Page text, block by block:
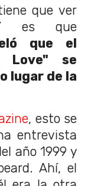
que ver
es que
que el
Love" se
lugar de la
, esto se
entrevista
año 1999 y
Ahí, el